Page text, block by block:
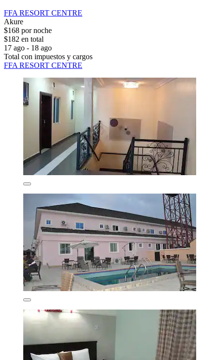
FFA RESORT CENTRE
Akure
$168 por noche
$182 en total
17 ago - 18 ago
Total con impuestos y cargos
FFA RESORT CENTRE